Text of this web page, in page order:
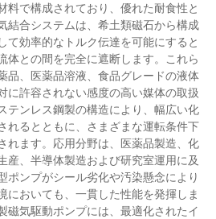
料で構成されており、優れた耐食性と
結合システムは、希土類磁石から構成
て効率的なトルク伝達を可能にすると
体との間を完全に遮断します。これら
品、医薬品溶液、食品グレードの液体
に許容されない感度の高い媒体の取扱
テンレス鋼製の構造により、幅広い化
れるとともに、さまざまな運転条件下
れます。応用分野は、医薬品製造、化
産、半導体製造および研究室運用に及
ポンプがシール劣化や汚染懸念により
においても、一貫した性能を発揮しま
磁気駆動ポンプには、最適化されたイ